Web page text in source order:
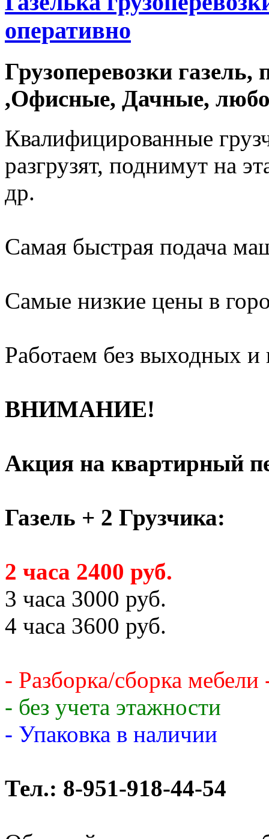
оперативно
Грузоперевозки
,Офисные, Дачные,
Квалифицированные
разгрузят, поднимут на
др.
Самая быстрая подача
Самые низкие цены в
Работаем без выходных и
ВНИМАНИЕ!
Акция на квартирный
Газель + 2 Грузчика:
2 часа 2400 руб.
3 часа 3000 руб.
4 часа 3600 руб.
- Разборка/сборка мебели
- без учета этажности
- Упаковка в наличии
Тел.: 8-951-918-44-54